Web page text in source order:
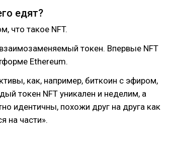
едят?
что такое NFT.
токен. Впервые NFT
Ethereum.
как, например, биткоин с эфиром,
токен NFT уникален и неделим, а
идентичны, похожи друг на друга как
на части».